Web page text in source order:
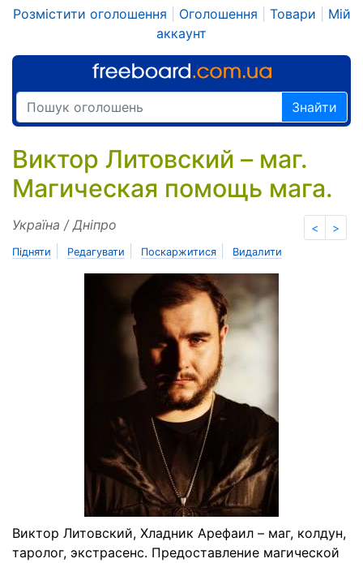
Розмістити оголошення Оголошення Товари
Мій
аккаунт
Знайти
Виктор Литовский – маг.
Магическая помощь мага.
< >
Україна / Дніпро
Підняти Редагувати Поскаржитися Видалити
Виктор Литовский, Хладник Арефаил – маг, колдун,
таролог, экстрасенс. Предоставление магической